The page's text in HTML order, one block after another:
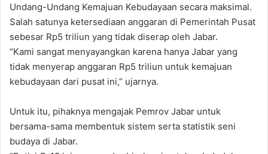
Undang-Undang Kemajuan Kebudayaan secara maksimal.
Salah satunya ketersediaan anggaran di Pemerintah Pusat
sebesar Rp5 triliun yang tidak diserap oleh Jabar.
“Kami sangat menyayangkan karena hanya Jabar yang
tidak menyerap anggaran Rp5 triliun untuk kemajuan
kebudayaan dari pusat ini,” ujarnya.
Untuk itu, pihaknya mengajak Pemrov Jabar untuk
bersama-sama membentuk sistem serta statistik seni
budaya di Jabar.